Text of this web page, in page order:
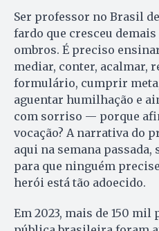
Ser professor no Brasil
fardo que cresceu
ombros. É preciso
mediar, conter, acalmar,
formulário, cumprir
aguentar humilhação e
com sorriso — porque
vocação? A narrativa do
aqui na semana passada,
para que ninguém
herói está tão adoecido.
Em 2023, mais de 150 mil